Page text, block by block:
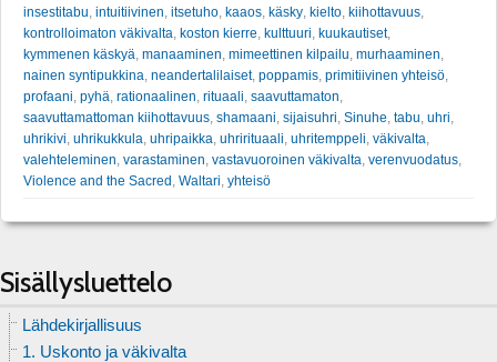
insestitabu intuitiivinen itsetuho kaaos käsky kielto kiihottavuus
kontrolloimaton väkivalta koston kierre kulttuuri kuukautiset,
kymmenen käskyä manaaminen mimeettinen kilpailu murhaaminen
nainen syntipukkina neandertalilaiset, poppamis primitiivinen yhteisö
profaani pyhä rationaalinen rituaali saavuttamaton
saavuttamattoman kiihottavuus shamaani sijaisuhri Sinuhe tabu uhri
uhrikivi uhrikukkula uhripaikka uhrirituaali uhritemppeli väkivalta
valehteleminen varastaminen vastavuoroinen väkivalta verenvuodatus
Violence and the Sacred Waltari yhteisö
Sisällysluettelo
Lähdekirjallisuus
1. Uskonto ja väkivalta